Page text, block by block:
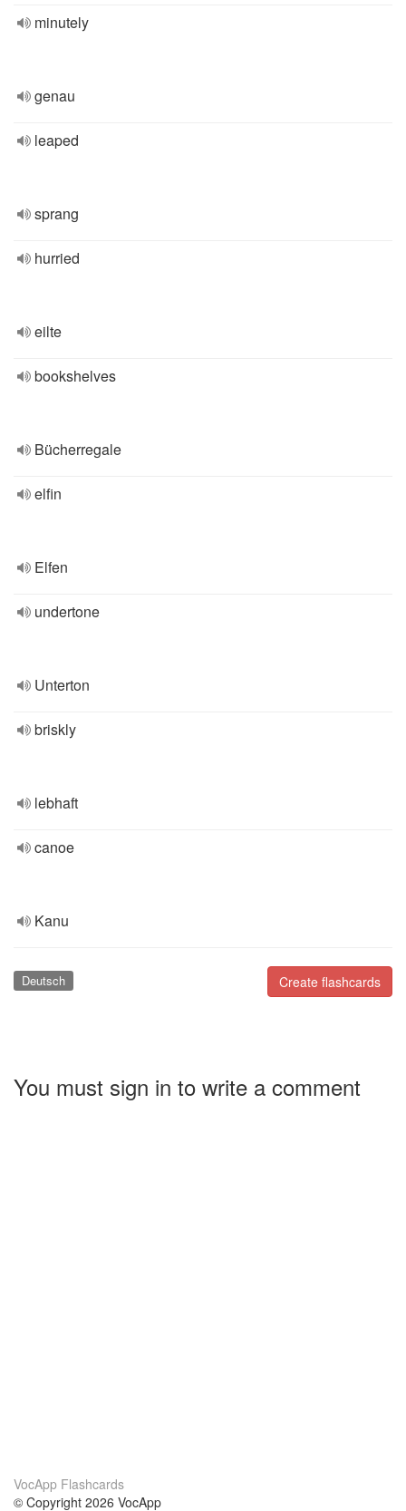
minutely
genau
leaped
sprang
hurried
eilte
bookshelves
Bücherregale
elfin
Elfen
undertone
Unterton
briskly
lebhaft
canoe
Kanu
Create flashcards
Deutsch
You must sign in to write a comment
VocApp Flashcards
© Copyright 2026 VocApp